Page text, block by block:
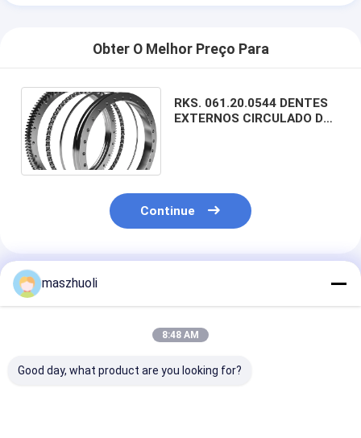
Obter O Melhor Preço Para
RKS. 061.20.0544 DENTES
EXTERNOS CIRCULADO DE
Continue
Produtos Recomendados
maszhuoli
8:48 AM
Good day, what product are you looking for?